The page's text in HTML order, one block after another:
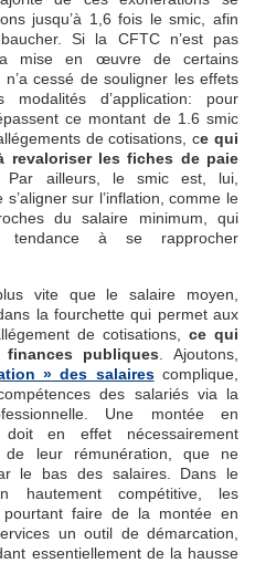
jusqu’à 1,6 fois le smic, afin
Si la CFTC n’est pas
mise en œuvre de certains
cessé de souligner les effets
d’application: pour
ce montant de 1.6 smic
de cotisations, ce qui
revaloriser les fiches de paie
. Par ailleurs, le smic est, lui,
sur l’inflation, comme le
du salaire minimum, qui
tendance à se rapprocher
vite que le salaire moyen,
la fourchette qui permet aux
de cotisations, ce qui
publiques . Ajoutons,
» des salairescomplique,
des salariés via la
Une montée en
en effet nécessairement
de leur rémunération, que ne
le bas des salaires. Dans le
hautement compétitive, les
pourtant faire de la montée en
un outil de démarcation,
essentiellement de la hausse